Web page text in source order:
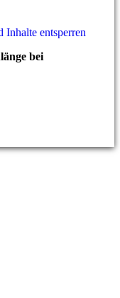
Inhalte entsperren
bei